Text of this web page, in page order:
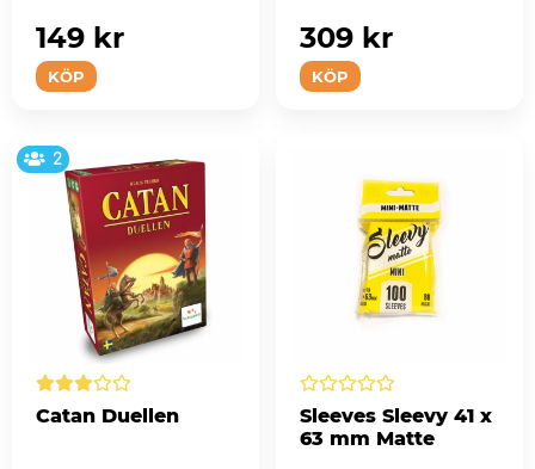
KÖP
149 kr
KÖP
309 kr
2
Catan Duellen
Sleeves Sleevy 41 x
63 mm Matte